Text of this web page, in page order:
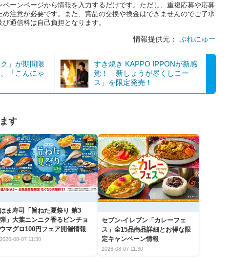
ーンページから情報を入力するだけです。ただし、重複応募や応募
注意が必要です。また、賞品の交換や換金はできませんのでご了承
通信料は自己負担となります。
情報提供元： ぷれにゅー
」が期間限
「こんにゃ
すき焼き KAPPO IPPONが新感
覚！「新しょうが尽くしコー
ス」を限定発売！
す
はま寿司「旨ねた夏祭り 第3
弾」大葉ニンニク香るビンチョ
ウマグロ100円フェア開催情報
2026-08-07 11:30
セブン‐イレブン「カレーフェ
ス」全15品商品詳細とお得な限
定キャンペーン情報
2026-08-07 11:30